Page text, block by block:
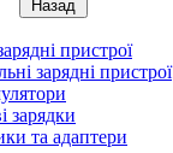
Назад
пристрої
зарядні пристрої
зарядки
та адаптери